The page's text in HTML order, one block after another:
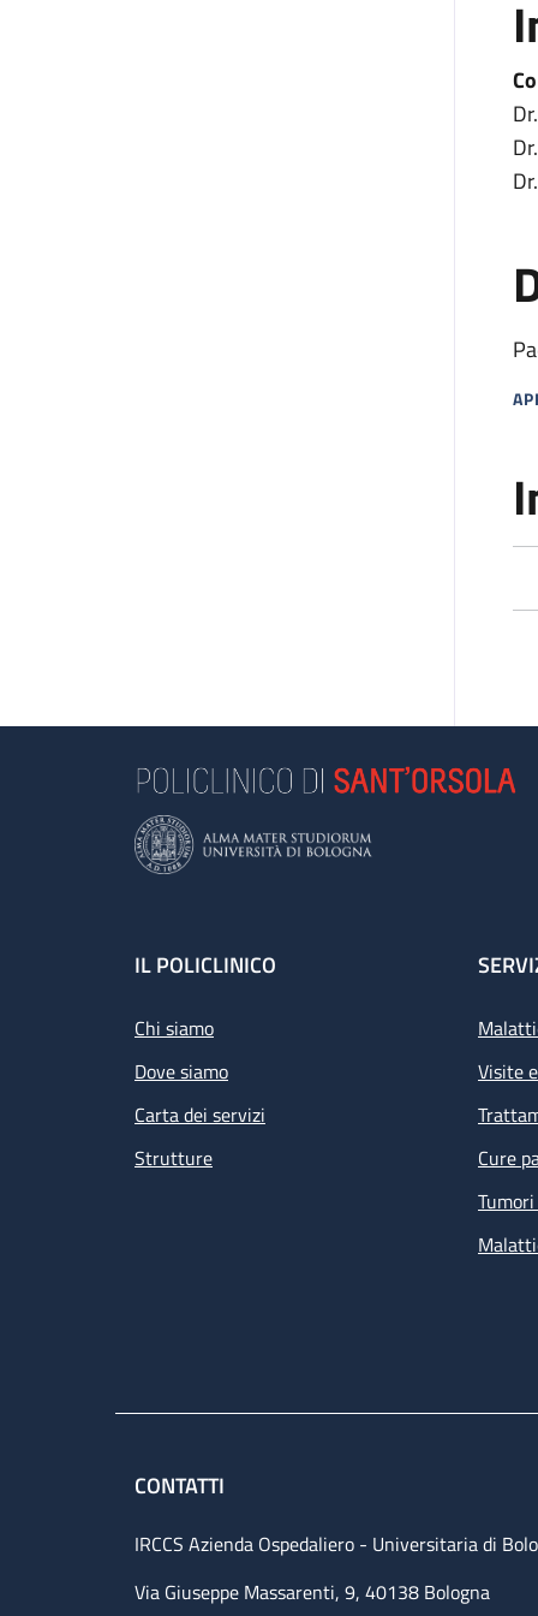
Footer
IL POLICLINICO
Chi siamo
Dove siamo
Carta dei servizi
Strutture
Visite
Cure
CONTATTI
IRCCS Azienda Ospedaliero - Universitaria di
Via Giuseppe Massarenti, 9, 40138 Bologna